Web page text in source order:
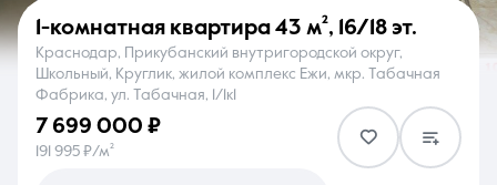
О компании Контакты
1-комнатная квартира 43 м², 16/18 эт.
Краснодар, Прикубанский внутригородской округ,
Школьный, Круглик, жилой комплекс Ежи, мкр. Табачная
Фабрика, ул. Табачная, 1/1к1
7 699 000 ₽
191 995 ₽/м²